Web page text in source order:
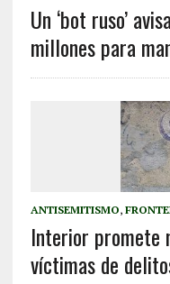
Un ‘bot ruso’
millones para
ANTISEMITISMO,
Interior promete
víctimas de